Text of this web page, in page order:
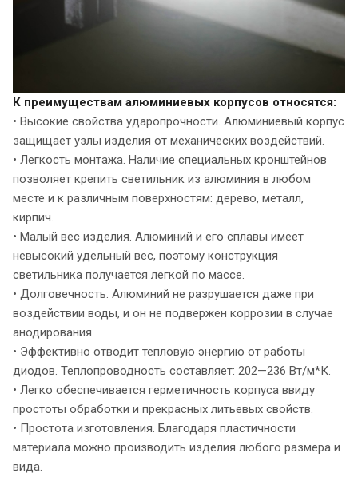
К преимуществам алюминиевых корпусов относятся:
• Высокие свойства ударопрочности. Алюминиевый корпус
защищает узлы изделия от механических воздействий.
• Легкость монтажа. Наличие специальных кронштейнов
позволяет крепить светильник из алюминия в любом
месте и к различным поверхностям: дерево, металл,
кирпич.
• Малый вес изделия. Алюминий и его сплавы имеет
невысокий удельный вес, поэтому конструкция
светильника получается легкой по массе.
• Долговечность. Алюминий не разрушается даже при
воздействии воды, и он не подвержен коррозии в случае
анодирования.
• Эффективно отводит тепловую энергию от работы
диодов. Теплопроводность составляет: 202—236 Вт/м*К.
• Легко обеспечивается герметичность корпуса ввиду
простоты обработки и прекрасных литьевых свойств.
• Простота изготовления. Благодаря пластичности
материала можно производить изделия любого размера и
вида.